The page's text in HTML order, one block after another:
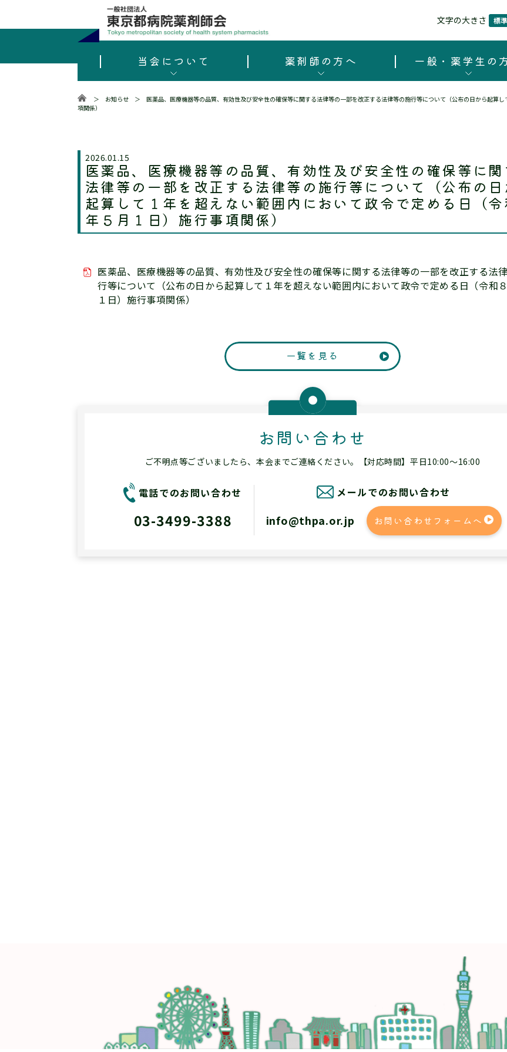
文字の大きさ 標準
当会について 薬剤師の方へ 一般・薬学生の
＞ お知らせ＞ 医薬品、医療機器等の品質、有効性及び安全性の確保等に関する法律等の一部を改正する法律等の施行等について（公布の日から起算
項関係）
2026.01.15
医薬品、医療機器等の品質、有効性及び安全性の確保等に関
法律等の一部を改正する法律等の施行等について（公布の日
起算して１年を超えない範囲内において政令で定める日（令
年５月１日）施行事項関係）
医薬品、医療機器等の品質、有効性及び安全性の確保等に関する法律等の一部を改正する法
行等について（公布の日から起算して１年を超えない範囲内において政令で定める日（令和
１日）施行事項関係）
一覧を見る
お問い合わせ
ご不明点等ございましたら、本会までご連絡ください。【対応時間】平日10:00～16:00
電話でのお問い合わせ
03-3499-3388
メールでのお問い合わせ
info@thpa.or.jp お問い合わせフォームへ